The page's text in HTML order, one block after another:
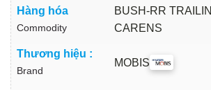
Hàng hóa
Commodity
BUSH-RR
CARENS
Thương hiệu :
Brand
MOBIS